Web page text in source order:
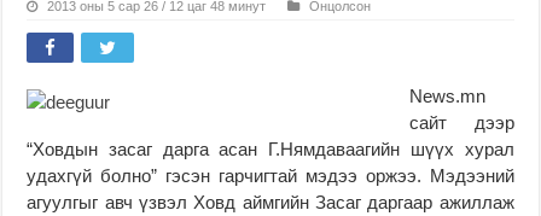
2013 оны 5 сар 26 / 12 цаг 48 минут Онцолсон
News.mn
сайт дээр
“Ховдын засаг дарга асан Г.Нямдаваагийн шүүх хурал
удахгүй болно” гэсэн гарчигтай мэдээ оржээ. Мэдээний
агуулгыг авч үзвэл Ховд аймгийн Засаг даргаар ажиллаж